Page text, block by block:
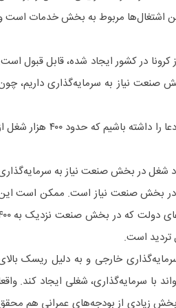
می‌بینیم که حدود ۴۰۰ هزار نفر از این اشتغال‌ها مربوط به بخش خدمات
در کشور ایجاد شده، قابل قبول
صنعت نیاز به سرمایه‌گذاری داریم،
وی می‌گوید: ما در بخش صنعت چه کار خاصی انجام دادیم که این ادعا را داشته باشیم که حدود ۴۰۰
شغل در بخش صنعت نیاز به
ایجاد یک شغل در بخش صنعت نیاز است. ممکن است
رقم‌ها با توجه به تورم فعلی افزایش هم پیدا کرده باشد،
تردید است.
خارجی و به دلیل ریسک
با سرمایه‌گذاری، شغلی ایجاد کند.
زیادی از بودجه‌های عمرانی هم